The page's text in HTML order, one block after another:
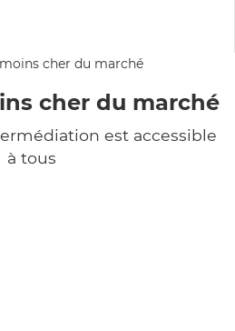
cher du marché
est accessible
à tous